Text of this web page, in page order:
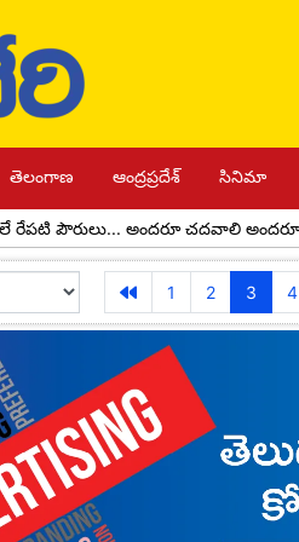
తెలంగాణ ఆంద్రప్రదేశ్ సినిమా
అందరూ చదవాలి అందరూ ఎదగాలి
1 2 3 4